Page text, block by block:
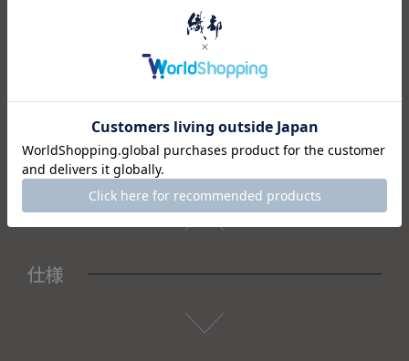
リアルな見た目や触感を持ちながらも実際の植物とは異なり
長期間美しさを保つことができます。
生花をリアルに再現しながら水やりなどのお世話が必要ない
ことや、場所を選ばず飾れる手軽さから、おうちのインテリ
＜セット内容＞
・仏花×1
仕様